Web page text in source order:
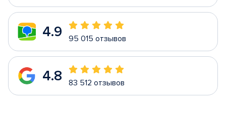
4.9 95 015 отзывов
4.8 83 512 отзывов